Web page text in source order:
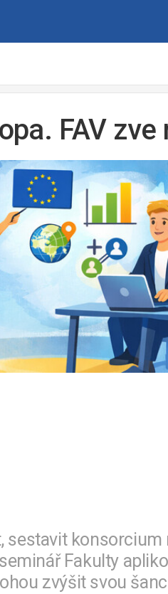
FAV zve
sestavit
Fakulty
zvýšit svou